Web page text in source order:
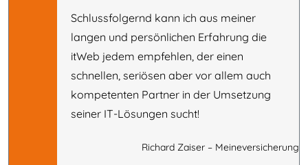
Schlussfolgernd kann ich aus meiner
langen und persönlichen Erfahrung die
itWeb jedem empfehlen, der einen
schnellen, seriösen aber vor allem auch
kompetenten Partner in der Umsetzung
seiner IT-Lösungen sucht!
Richard Zaiser – Meineversicherung